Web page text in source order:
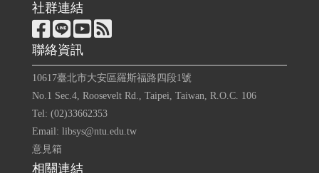
社群連結
聯絡資訊
10617臺北市大安區羅斯福路四段1號
No.1 Sec.4, Roosevelt Rd., Taipei, Taiwan, R.O.C. 106
Tel: (02)33662353
Email: libsys@ntu.edu.tw
意見箱
相關連結